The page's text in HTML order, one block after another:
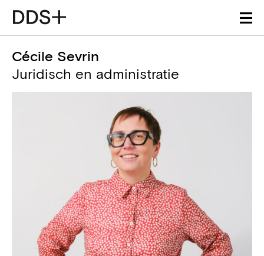
Cécile Sevrin
Juridisch en administratie